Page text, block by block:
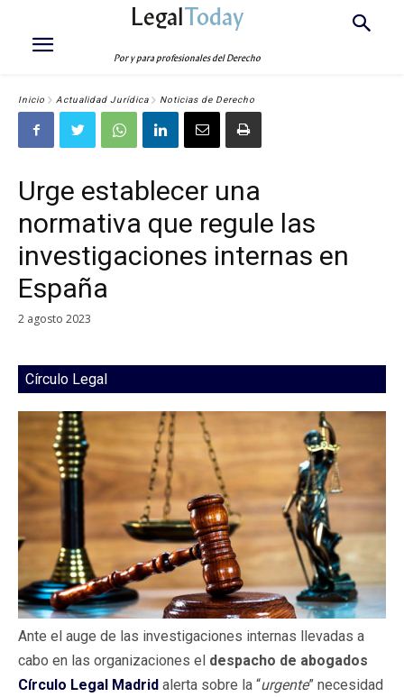
LegalToday
Por y para profesionales del Derecho
Inicio Actualidad Jurídica Noticias de Derecho
Urge establecer una
normativa que regule las
investigaciones internas en
España
2 agosto 2023
Círculo Legal
Ante el auge de las investigaciones internas llevadas a
cabo en las organizaciones el despacho de abogados
Círculo Legal Madrid alerta sobre la “urgente” necesidad